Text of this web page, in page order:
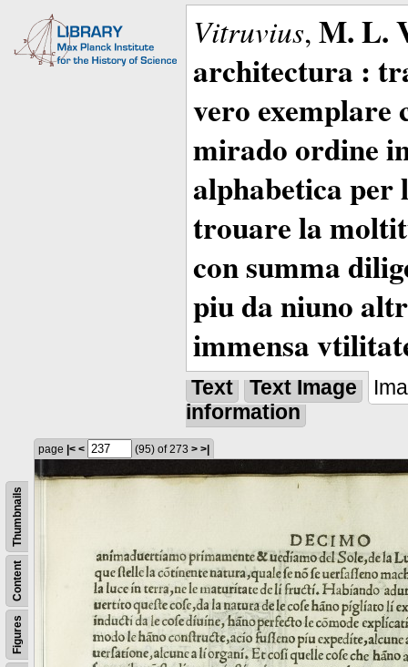
Vitruvius, M. L.
architectura :
vero exemplare
mirado ordine
alphabetica per
trouare la
con summa
piu da niuno
immensa
Text Text Image
information
Figures
Content
Thumbnails
page |< < (95) of 273 > >|